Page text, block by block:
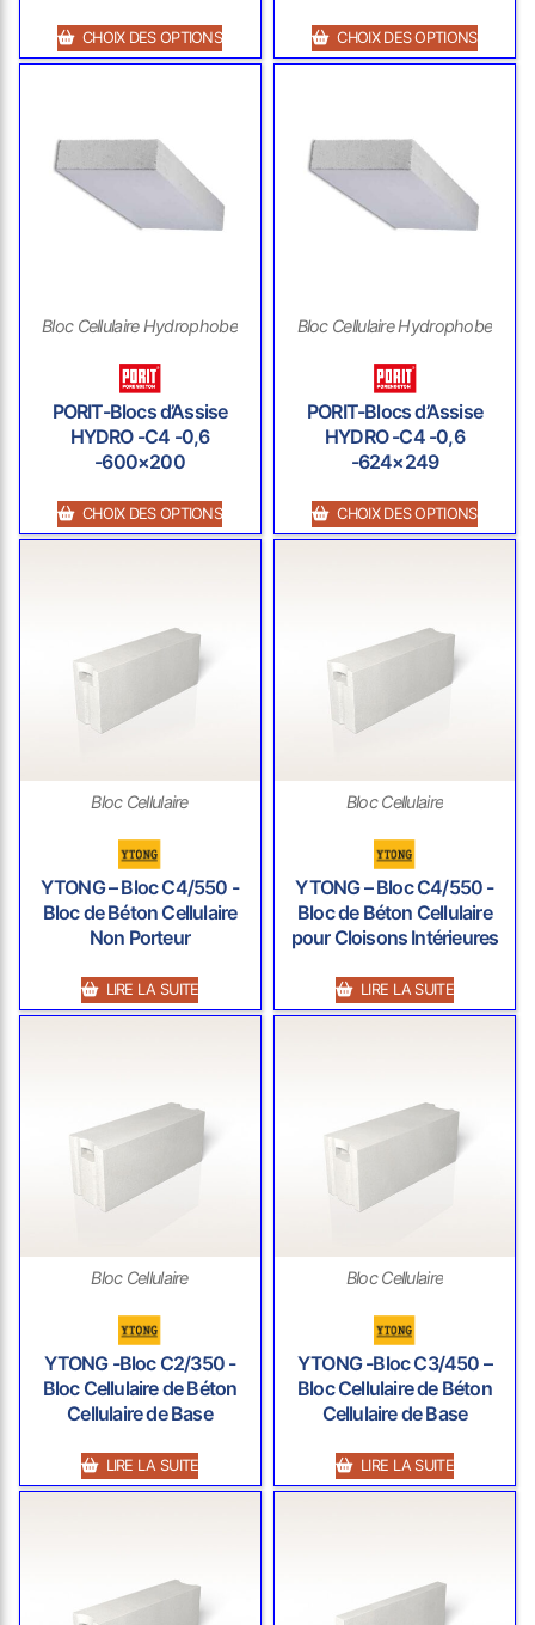
CHOIX DES OPTIONS CHOIX DES OPTIONS
Bloc Cellulaire Hydrophobe
PORIT-Blocs d’Assise
HYDRO -C4 -0,6
-600×200
CHOIX DES OPTIONS
Bloc Cellulaire Hydrophobe
PORIT-Blocs d’Assise
HYDRO -C4 -0,6
-624×249
CHOIX DES OPTIONS
Bloc Cellulaire
YTONG – Bloc C4/550 -
Bloc de Béton Cellulaire
Non Porteur
LIRE LA SUITE
Bloc Cellulaire
YTONG – Bloc C4/550 -
Bloc de Béton Cellulaire
pour Cloisons Intérieures
LIRE LA SUITE
Bloc Cellulaire
YTONG -Bloc C2/350 -
Bloc Cellulaire de Béton
Cellulaire de Base
LIRE LA SUITE
Bloc Cellulaire
YTONG -Bloc C3/450 –
Bloc Cellulaire de Béton
Cellulaire de Base
LIRE LA SUITE